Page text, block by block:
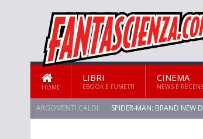
HOME
LIBRI
EBOOK E FUMETTI
CINEMA
NEWS E
ARGOMENTI CALDI: SPIDER-MAN: BRAND NEW